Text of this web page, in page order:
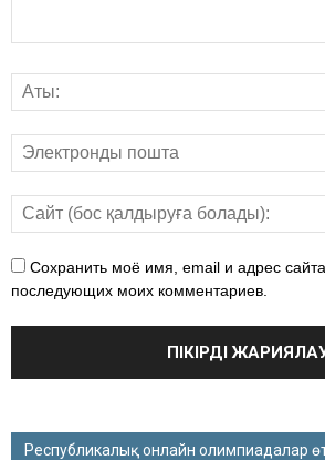
Сохранить моё имя, email и адрес
последующих моих комментариев.
Республикалық онлайн олимпиадалар